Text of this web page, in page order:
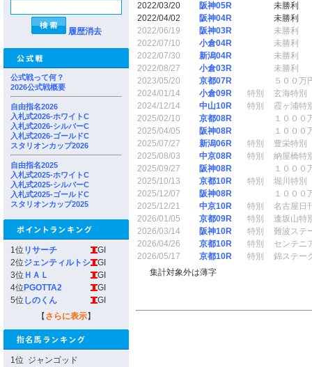
履歴消去
公式戦って何？
2026公式戦概要
自由指名2026
入札式2026-ホワイトC
入札式2026-シルバーC
入札式2026-ゴールドC
スタリオンカップ2026
自由指名2025
入札式2025-ホワイトC
入札式2025-シルバーC
入札式2025-ゴールドC
スタリオンカップ2025
1位 リサーチ
GI
2位ジェンティルトシ
GI
3位 ＨＡＬ
GI
4位 PGOTTA2
GI
5位 しのくん
GI
【 さらに表示】
1位 ジャンゴッド
2022/03/20
阪神05R
未勝利
2022/04/02
阪神04R
未勝利
2022/06/19
阪神03R
未勝利
2022/07/10
小倉04R
未勝利
2022/07/30
新潟04R
未勝利
2022/08/27
小倉03R
未勝利
2023/05/20
京都07R
５００万
2024/01/14
小倉09R 特別
玄海特別
2024/12/14
中山10R 特別
霞ヶ浦特
2025/02/10
京都08R
１０００
2025/04/05
阪神08R
１０００
2025/07/27
新潟06R 特別
豊栄特別
2025/08/03
中京08R 特別
納屋橋特
2025/09/27
阪神08R
１０００
2025/10/13
京都10R 特別
堀川特別
2025/12/07
阪神08R
１０００
2025/12/21
中京10R 特別
名古屋日
2026/01/05
京都09R 特別
逢坂山特
2026/03/14
阪神10R 特別
難波ステ
2026/04/26
京都10R 特別
センテニ
2026/05/17
京都10R 特別
錦ステー
集計対象外は薄字